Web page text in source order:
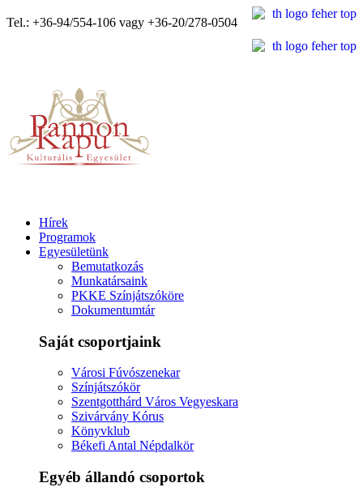
Tel.: +36-94/554-106 vagy +36-20/278-0504
Hírek
Programok
Egyesületünk
Bemutatkozás
Munkatársaink
PKKE Színjátszóköre
Dokumentumtár
Saját csoportjaink
Városi Fúvószenekar
Színjátszókör
Szentgotthárd Város Vegyeskara
Szivárvány Kórus
Könyvklub
Békefi Antal Népdalkör
Egyéb állandó csoportok